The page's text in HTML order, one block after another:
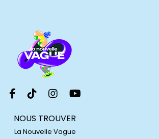
NOUS TROUVER
La Nouvelle Vague